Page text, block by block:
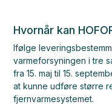
Hvornår kan
Ifølge
varmeforsyningen i tre
fra 15. maj til 15.
at kunne udføre større
fjernvarmesystemet.